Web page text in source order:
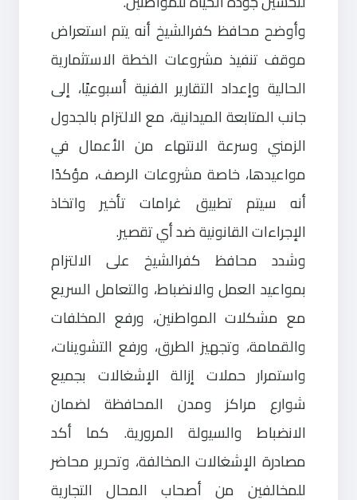
وأوضح محافظ كفرالشيخ أنه يتم استعراض
موقف تنفيذ مشروعات الخطة الاستثمارية
الحالية وإعداد التقارير الفنية أسبوعيًا، إلى
جانب المتابعة الميدانية، مع الالتزام بالجدول
الزمني وسرعة الانتهاء من الأعمال في
مواعيدها، خاصة مشروعات الرصف، مؤكدًا
أنه سيتم تطبيق غرامات تأخير واتخاذ
الإجراءات القانونية ضد أي تقصير.
وشدد محافظ كفرالشيخ على الالتزام
بمواعيد العمل والانضباط، والتعامل السريع
مع مشكلات المواطنين، ورفع المخلفات
والقمامة، وتجهيز الطرق، ورفع التشوينات،
واستمرار حملات إزالة الإشغالات بجميع
شوارع مراكز ومدن المحافظة لضمان
الانضباط والسيولة المرورية. كما أكد
مصادرة الإشغالات المخالفة، وتحرير محاضر
للمخالفين من أصحاب المحال التجارية